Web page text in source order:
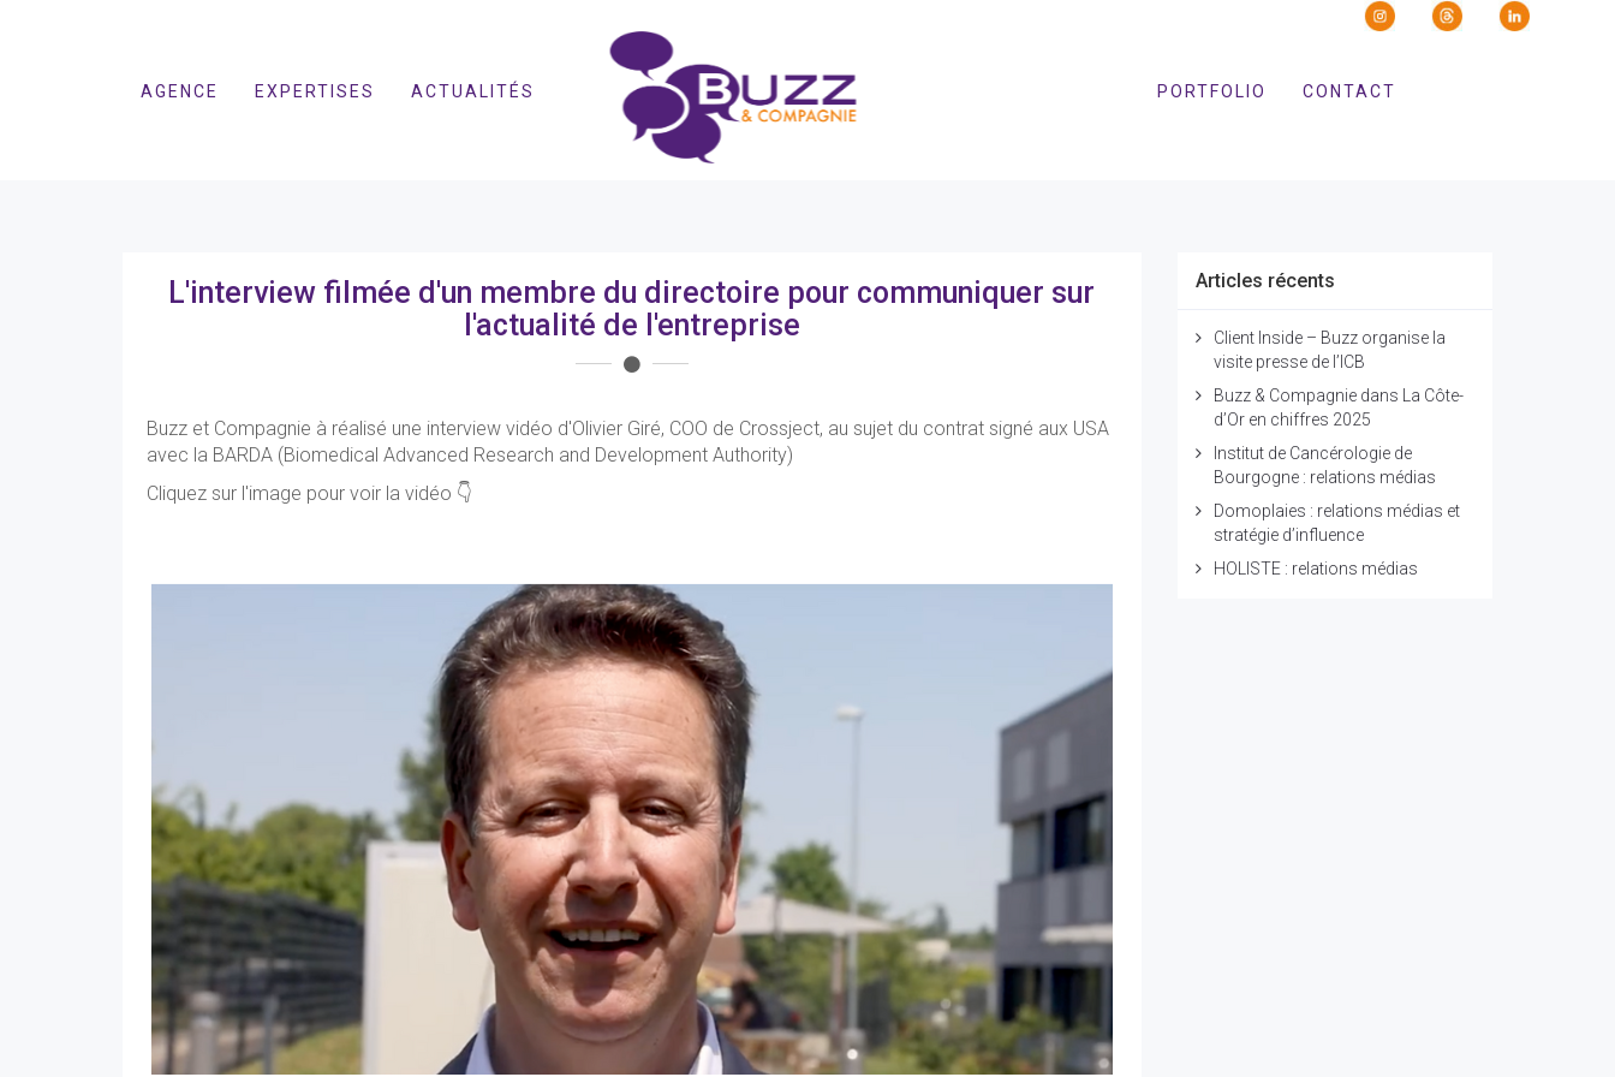
AGENCE EXPERTISES ACTUALITÉS PORTFOLIO CONTACT
L'interview filmée d'un membre du directoire pour communiquer sur
l'actualité de l'entreprise
Buzz et Compagnie à réalisé une interview vidéo d'Olivier Giré, COO de Crossject, au sujet du contrat signé aux USA
avec la BARDA (Biomedical Advanced Research and Development Authority)
Cliquez sur l'image pour voir la vidéo 👇
Articles récents
Client Inside – Buzz organise la
visite presse de l’ICB
Buzz & Compagnie dans La Côte-
d’Or en chiffres 2025
Institut de Cancérologie de
Bourgogne : relations médias
Domoplaies : relations médias et
stratégie d’influence
HOLISTE : relations médias